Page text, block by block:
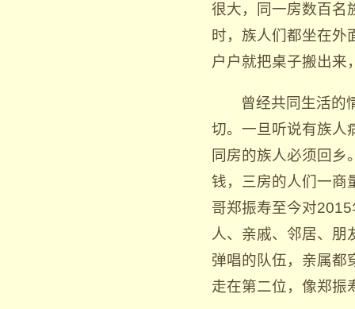
很大，同一房数百名
时，族人们都坐在外
户户就把桌子搬出来
曾经共同生活的
切。一旦听说有族人
同房的族人必须回乡
钱，三房的人们一商
哥郑振寿至今对
人、亲戚、邻居、朋
弹唱的队伍，亲属都
走在第二位，像郑振